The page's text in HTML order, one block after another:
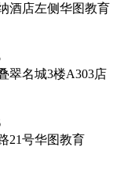
酒店左侧华图教育
翠名城3楼A303店
21号华图教育